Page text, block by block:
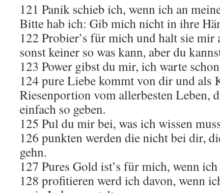
121 Panik schieb ich, wenn ich an
Bitte hab ich: Gib mich nicht in ihre
122 Probier’s für mich und halt sie mir
sonst keiner so was kann, aber du
123 Power gibst du mir, ich warte
124 pure Liebe kommt von dir und als
Riesenportion vom allerbesten Leben,
einfach so geben.
125 Pul du mir bei, was ich wissen
126 punkten werden die nicht bei dir,
gehn.
127 Pures Gold ist’s für mich, wenn
128 profitieren werd ich davon, wenn